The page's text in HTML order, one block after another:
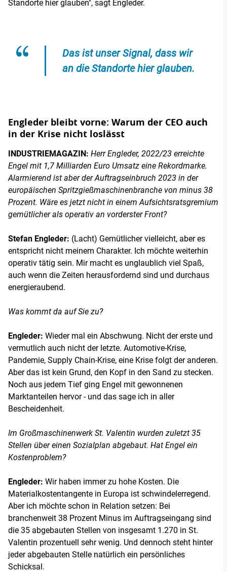
Standorte hier glauben", sagt Engleder.
Das ist unser Signal, dass wir
an die Standorte hier glauben.
Engleder bleibt vorne: Warum der CEO auch
in der Krise nicht loslässt
INDUSTRIEMAGAZIN: Herr Engleder, 2022/23 erreichte
Engel mit 1,7 Milliarden Euro Umsatz eine Rekordmarke.
Alarmierend ist aber der Auftragseinbruch 2023 in der
europäischen Spritzgießmaschinenbranche von minus 38
Prozent. Wäre es jetzt nicht in einem Aufsichtsratsgremium
gemütlicher als operativ an vorderster Front?
Stefan Engleder: (Lacht) Gemütlicher vielleicht, aber es
entspricht nicht meinem Charakter. Ich möchte weiterhin
operativ tätig sein. Mir macht es unglaublich viel Spaß,
auch wenn die Zeiten herausfordernd sind und durchaus
energieraubend.
Was kommt da auf Sie zu?
Engleder: Wieder mal ein Abschwung. Nicht der erste und
vermutlich auch nicht der letzte. Automotive-Krise,
Pandemie, Supply Chain-Krise, eine Krise folgt der anderen.
Aber das ist kein Grund, den Kopf in den Sand zu stecken.
Noch aus jedem Tief ging Engel mit gewonnenen
Marktanteilen hervor - und das sage ich in aller
Bescheidenheit.
Im Großmaschinenwerk St. Valentin wurden zuletzt 35
Stellen über einen Sozialplan abgebaut. Hat Engel ein
Kostenproblem?
Engleder: Wir haben immer zu hohe Kosten. Die
Materialkostentangente in Europa ist schwindelerregend.
Aber ich möchte schon in Relation setzen: Bei
branchenweit 38 Prozent Minus im Auftragseingang sind
die 35 abgebauten Stellen von insgesamt 1.270 in St.
Valentin prozentuell sehr wenig. Und dennoch steht hinter
jeder abgebauten Stelle natürlich ein persönliches
Schicksal.